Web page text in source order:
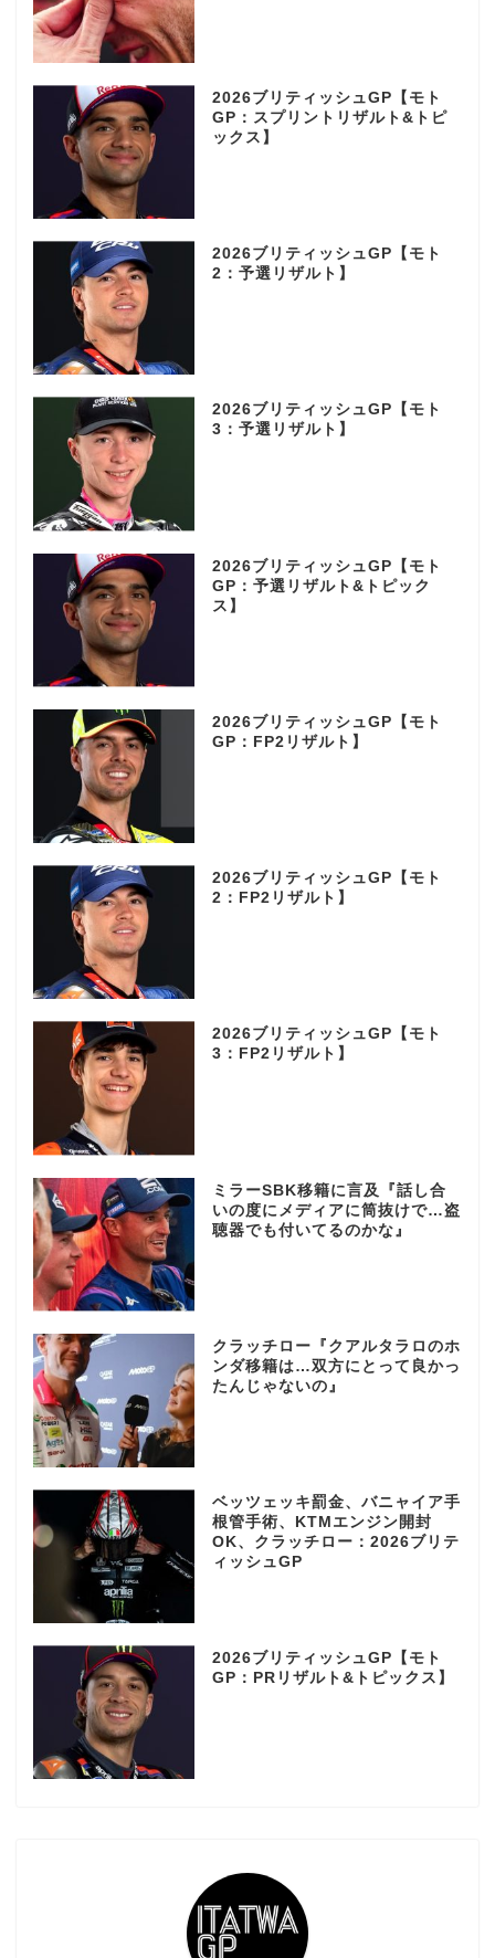
2026ブリティッシュGP【モト
GP：スプリントリザルト&トピ
ックス】
2026ブリティッシュGP【モト
2：予選リザルト】
2026ブリティッシュGP【モト
3：予選リザルト】
2026ブリティッシュGP【モト
GP：予選リザルト&トピック
ス】
2026ブリティッシュGP【モト
GP：FP2リザルト】
2026ブリティッシュGP【モト
2：FP2リザルト】
2026ブリティッシュGP【モト
3：FP2リザルト】
ミラーSBK移籍に言及『話し合
いの度にメディアに筒抜けで…盗
聴器でも付いてるのかな』
クラッチロー『クアルタラロのホ
ンダ移籍は…双方にとって良かっ
たんじゃないの』
ベッツェッキ罰金、バニャイア手
根管手術、KTMエンジン開封
OK、クラッチロー：2026ブリテ
ィッシュGP
2026ブリティッシュGP【モト
GP：PRリザルト&トピックス】